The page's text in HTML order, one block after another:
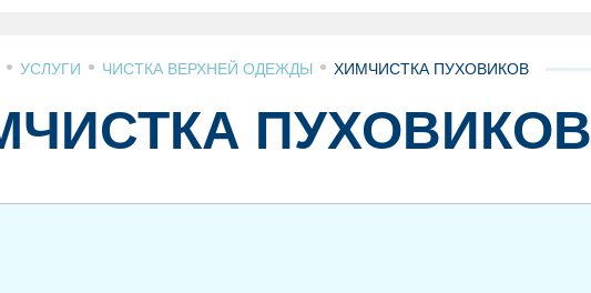
• УСЛУГИ • ЧИСТКА ВЕРХНЕЙ ОДЕЖДЫ • ХИМЧИСТКА ПУХОВИКОВ
ПУХОВИКОВ